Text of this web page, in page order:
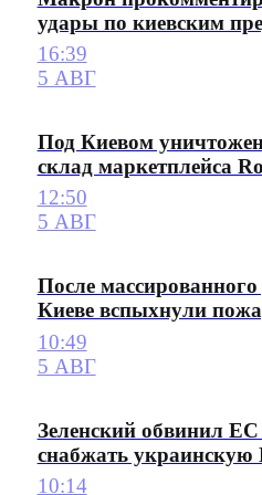
удары по киевским
16:39
5 АВГ
Под Киевом
склад маркетплейса
12:50
5 АВГ
После
Киеве вспыхнули
10:49
5 АВГ
Зеленский обвинил
снабжать
10:14